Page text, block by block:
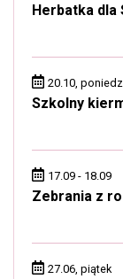
Herbatka dla
20.10,
Szkolny
17.09 - 18.09
Zebrania z
27.06, piątek